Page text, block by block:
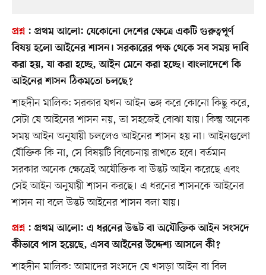
প্রশ্ন: প্রথম আলো: যেকোনো দেশের ক্ষেত্রে একটি গুরুত্বপূর্ণ
বিষয় হলো আইনের শাসন। সরকারের পক্ষ থেকে সব সময় দাবি
করা হয়, যা করা হচ্ছে, আইন মেনে করা হচ্ছে। বাংলাদেশে কি
আইনের শাসন ঠিকমতো চলছে?
শাহদীন মালিক: সরকার যখন আইন ভঙ্গ করে কোনো কিছু করে,
সেটা যে আইনের শাসন নয়, তা সহজেই বোঝা যায়। কিন্তু অনেক
সময় আইন অনুযায়ী চললেও আইনের শাসন হয় না। আইনগুলো
যৌক্তিক কি না, সে বিষয়টি বিবেচনায় রাখতে হবে। বর্তমান
সরকার অনেক ক্ষেত্রেই অযৌক্তিক বা উদ্ভট আইন করেছে এবং
সেই আইন অনুযায়ী শাসন করছে। এ ধরনের শাসনকে আইনের
শাসন না বলে উদ্ভট আইনের শাসন বলা যায়।
প্রশ্ন: প্রথম আলো: এ ধরনের উদ্ভট বা অযৌক্তিক আইন সংসদে
কীভাবে পাস হয়েছে, এসব আইনের উদ্দেশ্য আসলে কী?
শাহদীন মালিক: আমাদের সংসদে যে খসড়া আইন বা বিল